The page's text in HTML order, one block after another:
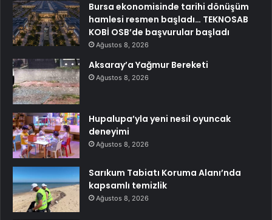
Bursa ekonomisinde tarihi dönüşüm
hamlesi resmen başladı… TEKNOSAB
KOBİ OSB’de başvurular başladı
Ağustos 8, 2026
Aksaray’a Yağmur Bereketi
Ağustos 8, 2026
Hupalupa’yla yeni nesil oyuncak
deneyimi
Ağustos 8, 2026
Sarıkum Tabiatı Koruma Alanı’nda
kapsamlı temizlik
Ağustos 8, 2026